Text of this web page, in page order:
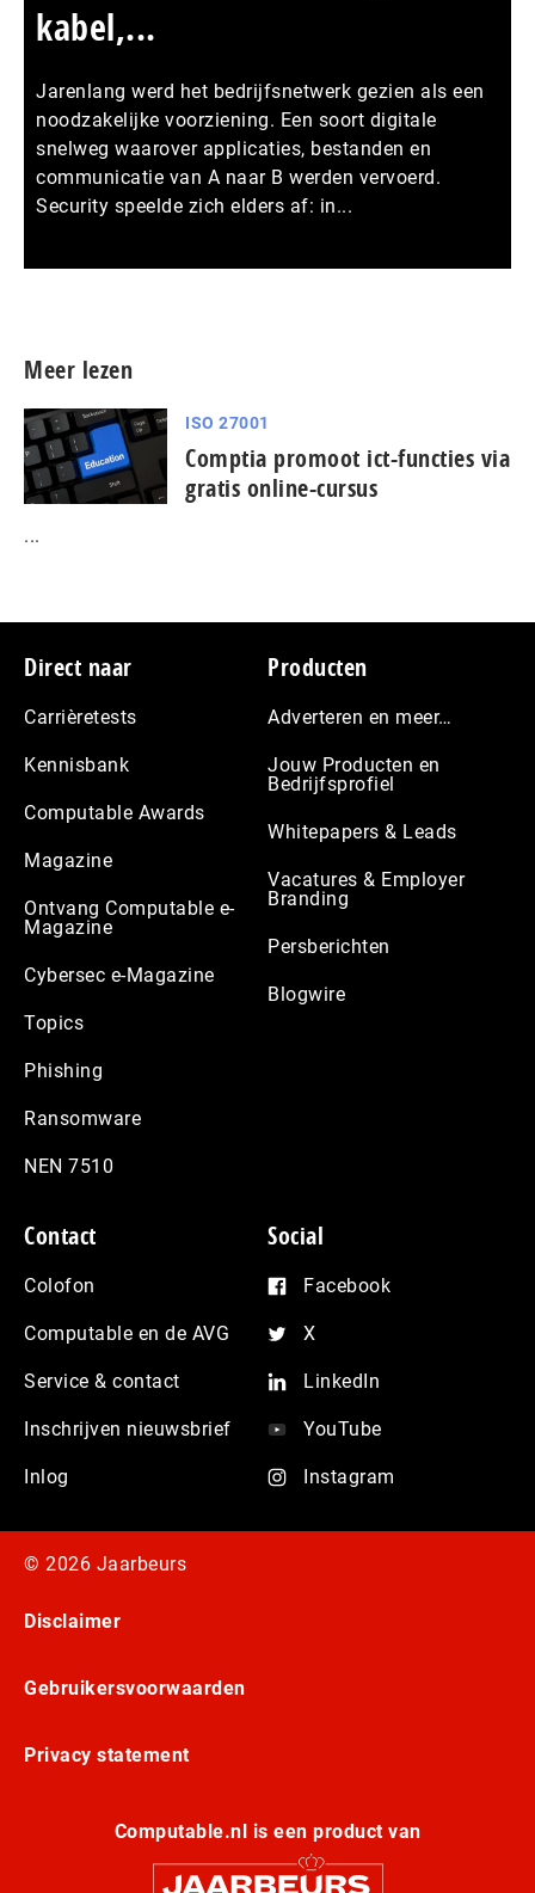
kabel,...
Jarenlang werd het bedrijfsnetwerk gezien als een
noodzakelijke voorziening. Een soort digitale
snelweg waarover applicaties, bestanden en
communicatie van A naar B werden vervoerd.
Security speelde zich elders af: in...
Meer lezen
ISO 27001
Comptia promoot ict-functies via
gratis online-cursus
...
Footer
Direct naar
Carrièretests
Kennisbank
Computable Awards
Magazine
Ontvang Computable e-
Magazine
Cybersec e-Magazine
Topics
Phishing
Ransomware
NEN 7510
Producten
Adverteren en meer…
Jouw Producten en
Bedrijfsprofiel
Whitepapers & Leads
Vacatures & Employer
Branding
Persberichten
Blogwire
Contact
Colofon
Computable en de AVG
Service & contact
Inschrijven nieuwsbrief
Inlog
Social
Facebook
X
LinkedIn
YouTube
Instagram
© 2026 Jaarbeurs
Disclaimer
Gebruikersvoorwaarden
Privacy statement
Computable.nl is een product van